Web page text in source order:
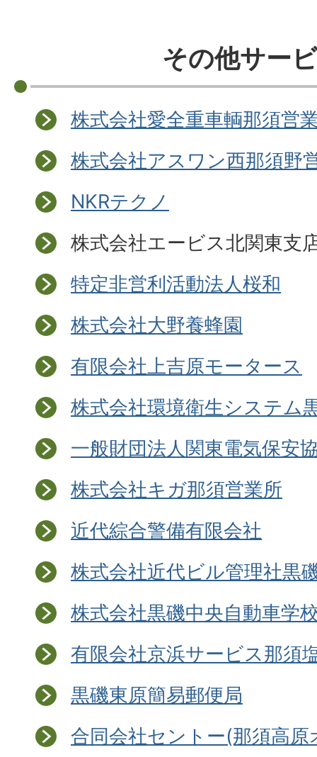
その他サー
株式会社愛全重車輌那須営
株式会社アスワン西那須野
NKRテクノ
株式会社エービス北関東支
特定非営利活動法人桜和
株式会社大野養蜂園
有限会社上吉原モータース
株式会社環境衛生システム
一般財団法人関東電気保安
株式会社キガ那須営業所
近代綜合警備有限会社
株式会社近代ビル管理社黒
株式会社黒磯中央自動車学
有限会社京浜サービス那須
黒磯東原簡易郵便局
合同会社セントー(那須高